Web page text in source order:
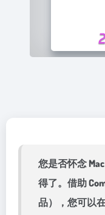
您是否怀念
得了。借助
品），您可以